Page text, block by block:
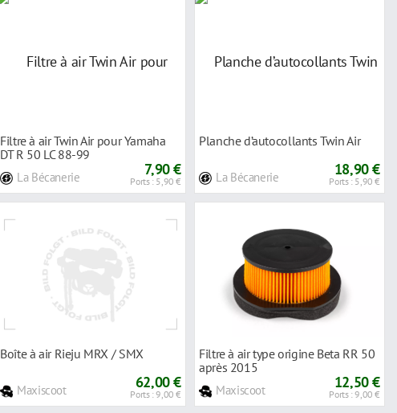
Filtre à air Twin Air pour Yamaha
DT R 50 LC 88-99
La Bécanerie 7,90 €
Ports : 5,90 €
Planche d’autocollants Twin Air
La Bécanerie 18,90 €
Ports : 5,90 €
Boîte à air Rieju MRX / SMX
Maxiscoot 62,00 €
Ports : 9,00 €
Filtre à air type origine Beta RR 50
après 2015
Maxiscoot 12,50 €
Ports : 9,00 €